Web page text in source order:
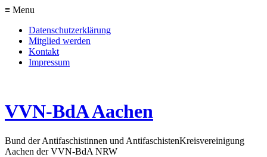
≡ Menu
Datenschutzerklärung
Mitglied werden
Kontakt
Impressum
VVN-BdA Aachen
Bund der Antifaschistinnen und AntifaschistenKreisvereinigung
Aachen der VVN-BdA NRW